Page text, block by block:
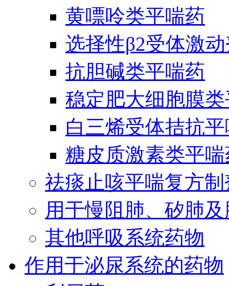
黄嘌呤类平喘药
选择性β2受体激
抗胆碱类平喘药
稳定肥大细胞膜
白三烯受体拮抗
糖皮质激素类平
祛痰止咳平喘复方制
用于慢阻肺、矽肺
其他呼吸系统药物
作用于泌尿系统的药物